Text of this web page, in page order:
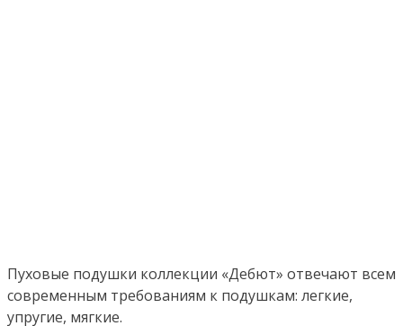
Пуховые подушки коллекции «Дебют» отвечают всем
современным требованиям к подушкам: легкие,
упругие, мягкие.